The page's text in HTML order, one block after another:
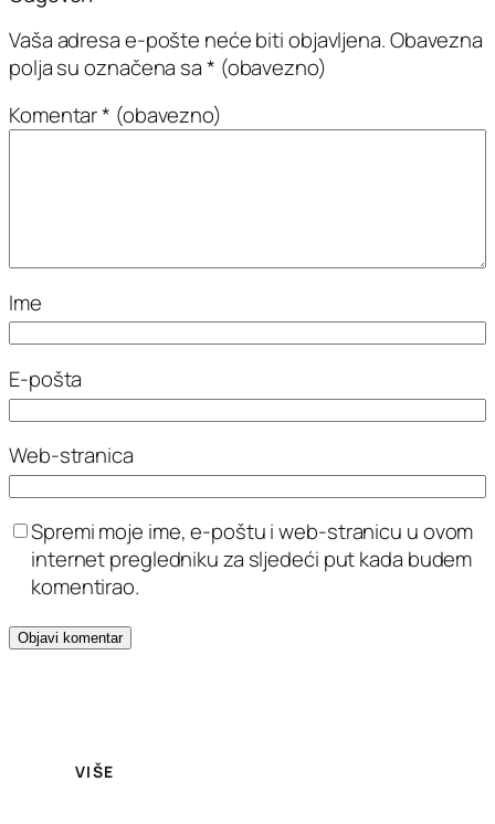
Vaša adresa e-pošte neće biti objavljena.Obavezna
polja su označena sa* (obavezno)
Komentar* (obavezno)
Ime
E-pošta
Web-stranica
Spremi moje ime, e-poštu i web-stranicu u ovom
internet pregledniku za sljedeći put kada budem
komentirao.
VIŠE